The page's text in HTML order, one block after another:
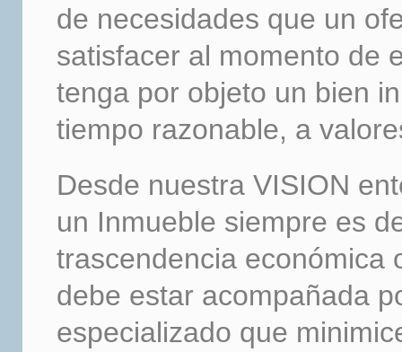
de necesidades que un
satisfacer al momento de
tenga por objeto un bien
tiempo razonable, a
Desde nuestra VISION
un Inmueble siempre es
trascendencia económica
debe estar acompañada
especializado que